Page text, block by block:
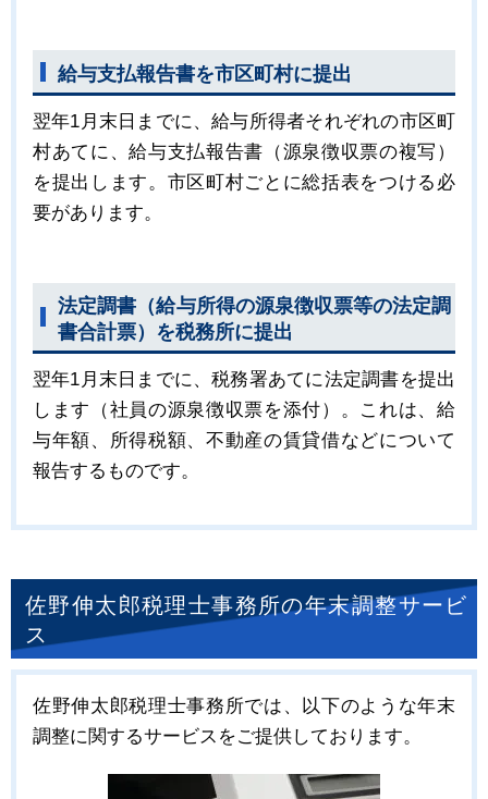
給与支払報告書を市区町村に提出
翌年1月末日までに、給与所得者それぞれの市区町
村あてに、給与支払報告書（源泉徴収票の複写）
を提出します。市区町村ごとに総括表をつける必
要があります。
法定調書（給与所得の源泉徴収票等の法定調
書合計票）を税務所に提出
翌年1月末日までに、税務署あてに法定調書を提出
します（社員の源泉徴収票を添付）。これは、給
与年額、所得税額、不動産の賃貸借などについて
報告するものです。
佐野伸太郎税理士事務所の年末調整サービ
ス
佐野伸太郎税理士事務所では、以下のような年末
調整に関するサービスをご提供しております。